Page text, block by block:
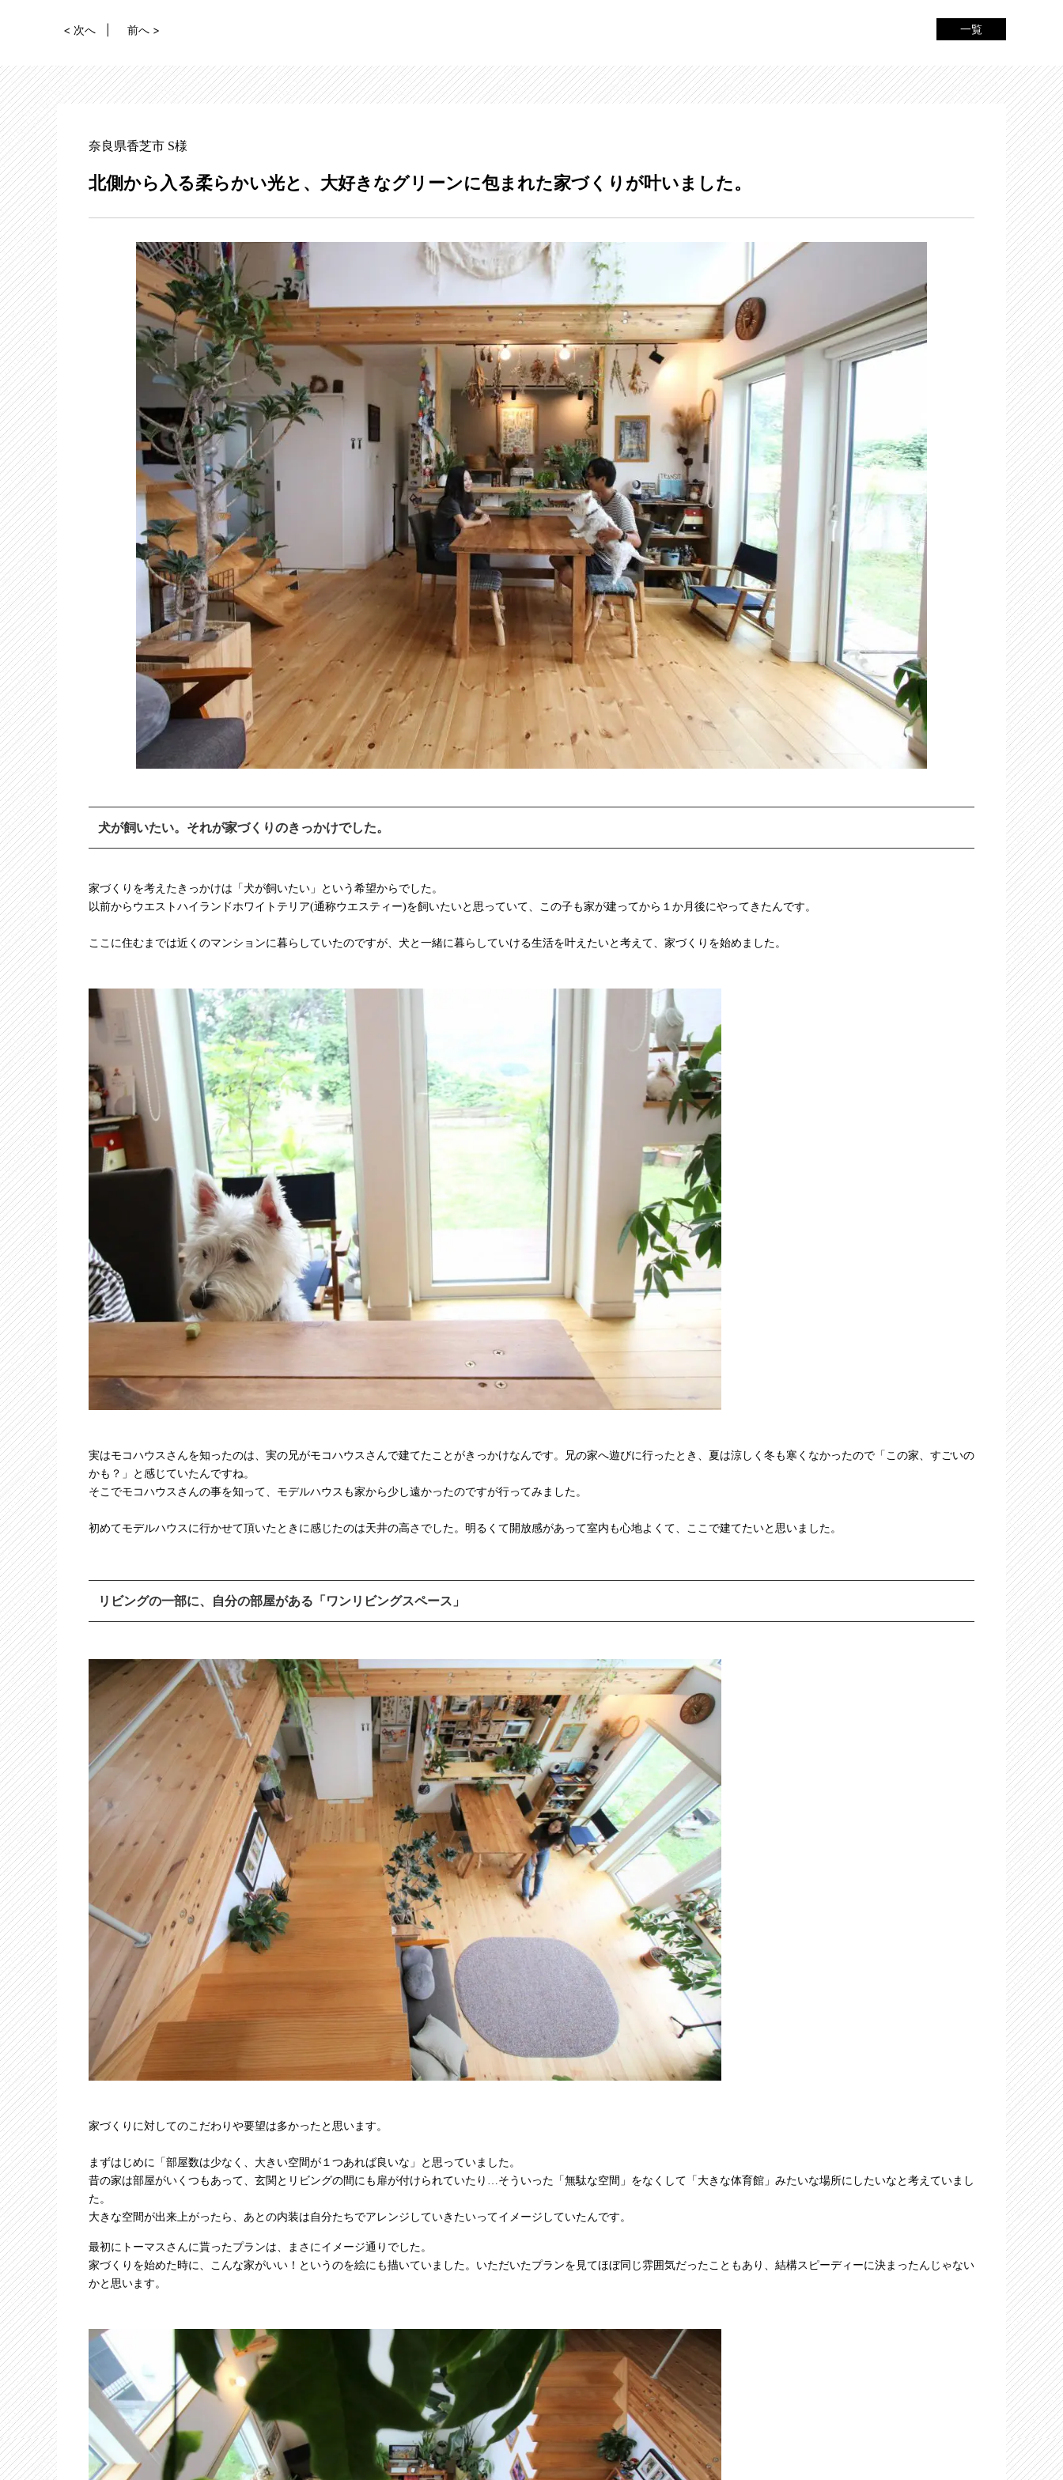
一覧
< 次へ 前へ >
奈良県香芝市 S様
北側から入る柔らかい光と、大好きなグリーンに包まれた家づくりが叶いました。
犬が飼いたい。それが家づくりのきっかけでした。
家づくりを考えたきっかけは「犬が飼いたい」という希望からでした。
以前からウエストハイランドホワイトテリア(通称ウエスティー)を飼いたいと思っていて、この子も家が建ってから１か月後にやってきたんです。
ここに住むまでは近くのマンションに暮らしていたのですが、犬と一緒に暮らしていける生活を叶えたいと考えて、家づくりを始めました。
実はモコハウスさんを知ったのは、実の兄がモコハウスさんで建てたことがきっかけなんです。兄の家へ遊びに行ったとき、夏は涼しく冬も寒くなかったので「この家、すごいの
かも？」と感じていたんですね。
そこでモコハウスさんの事を知って、モデルハウスも家から少し遠かったのですが行ってみました。
初めてモデルハウスに行かせて頂いたときに感じたのは天井の高さでした。明るくて開放感があって室内も心地よくて、ここで建てたいと思いました。
リビングの一部に、自分の部屋がある「ワンリビングスペース」
家づくりに対してのこだわりや要望は多かったと思います。
まずはじめに「部屋数は少なく、大きい空間が１つあれば良いな」と思っていました。
昔の家は部屋がいくつもあって、玄関とリビングの間にも扉が付けられていたり…そういった「無駄な空間」をなくして「大きな体育館」みたいな場所にしたいなと考えていまし
た。
大きな空間が出来上がったら、あとの内装は自分たちでアレンジしていきたいってイメージしていたんです。
最初にトーマスさんに貰ったプランは、まさにイメージ通りでした。
家づくりを始めた時に、こんな家がいい！というのを絵にも描いていました。いただいたプランを見てほぼ同じ雰囲気だったこともあり、結構スピーディーに決まったんじゃない
かと思います。